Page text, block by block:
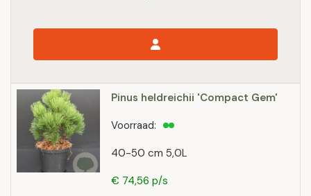
Pinus heldreichii 'Compact Gem'
40-50 cm 5,0L
Voorraad:
€ 74,56 p/s